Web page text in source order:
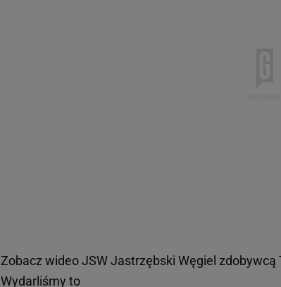
Zobacz wideoJSW Jastrzębski Węgiel zdobywcą
Wydarliśmy to